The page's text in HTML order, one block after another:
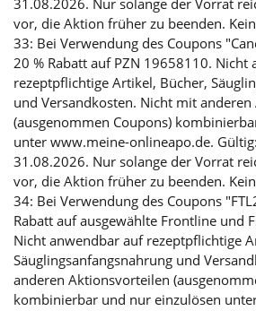
31.08.2026. Nur solange der Vorrat
vor, die Aktion früher zu beenden.
33: Bei Verwendung des Coupons
20 % Rabatt auf PZN 19658110. Nicht
rezeptpflichtige Artikel, Bücher,
und Versandkosten. Nicht mit
(ausgenommen Coupons)
unter www.meine-onlineapo.de.
31.08.2026. Nur solange der Vorrat
vor, die Aktion früher zu beenden.
34: Bei Verwendung des Coupons
Rabatt auf ausgewählte Frontline und
Nicht anwendbar auf rezeptpflichtige
Säuglingsanfangsnahrung und
anderen Aktionsvorteilen
kombinierbar und nur einzulösen